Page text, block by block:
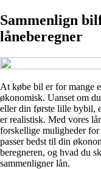
Sammenlign
låneberegner
At købe bil er for mange
økonomisk. Uanset om
eller din første lille bybil,
er realistisk. Med vores
forskellige muligheder
passer bedst til din
beregneren, og hvad du
sammenligner lån.